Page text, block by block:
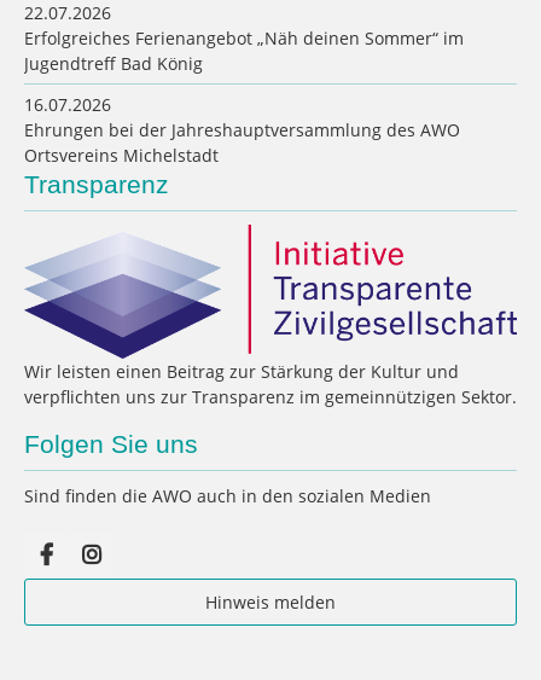
22.07.2026
Erfolgreiches Ferienangebot „Näh deinen Sommer“ im
Jugendtreff Bad König
16.07.2026
Ehrungen bei der Jahreshauptversammlung des AWO
Ortsvereins Michelstadt
Transparenz
Wir leisten einen Beitrag zur Stärkung der Kultur und
verpflichten uns zur Transparenz im gemeinnützigen Sektor.
Folgen Sie uns
Sind finden die AWO auch in den sozialen Medien
Hinweis melden